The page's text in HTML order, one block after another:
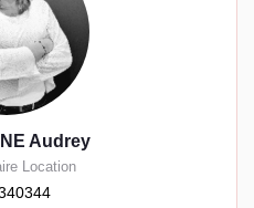
Audrey
Location